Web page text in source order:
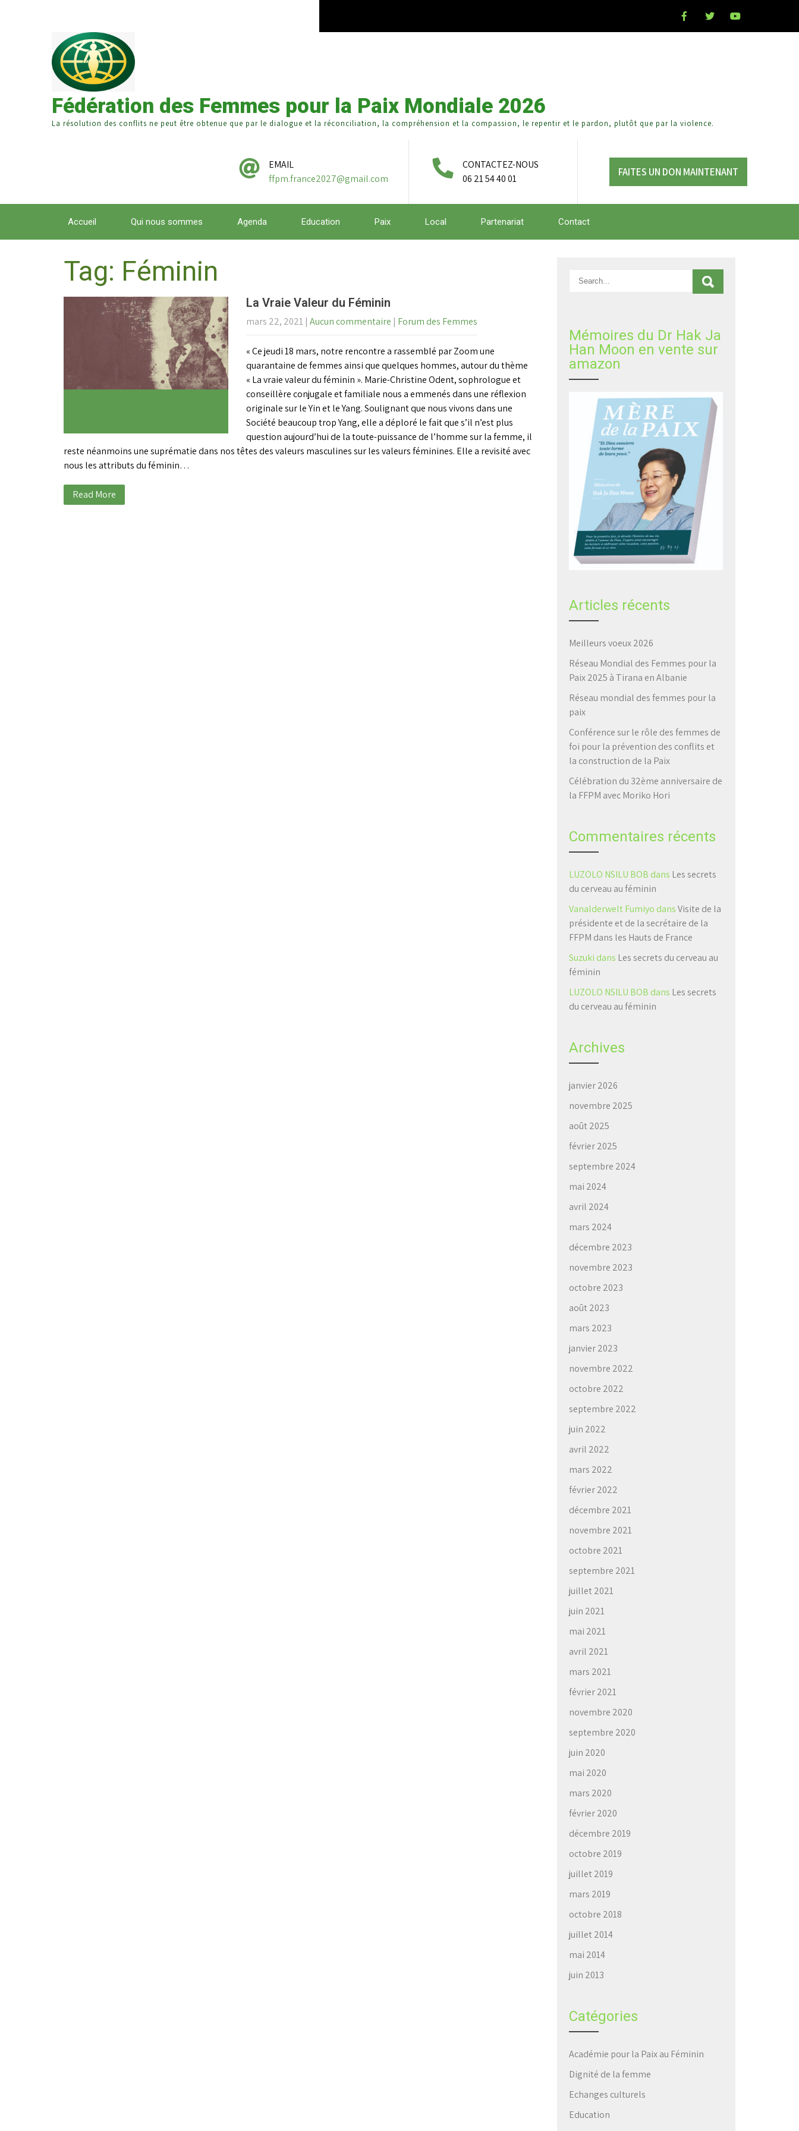
Fédération des Femmes pour la Paix Mondiale 2026
La résolution des conflits ne peut être obtenue que par le dialogue et la réconciliation, la compréhension et la compassion, le repentir et le pardon, plutôt que par la violence.
EMAIL
ffpm.france2027@gmail.com
CONTACTEZ-NOUS
06 21 54 40 01
FAITES UN DON MAINTENANT
Accueil Qui nous sommes Agenda Education Paix Local Partenariat Contact
Tag: Féminin
La Vraie Valeur du Féminin
mars 22, 2021 | Aucun commentaire | Forum des Femmes
« Ce jeudi 18 mars, notre rencontre a rassemblé par Zoom une
quarantaine de femmes ainsi que quelques hommes, autour du thème
« La vraie valeur du féminin ». Marie-Christine Odent, sophrologue et
conseillère conjugale et familiale nous a emmenés dans une réflexion
originale sur le Yin et le Yang. Soulignant que nous vivons dans une
Société beaucoup trop Yang, elle a déploré le fait que s’il n’est plus
question aujourd’hui de la toute-puissance de l’homme sur la femme, il
reste néanmoins une suprématie dans nos têtes des valeurs masculines sur les valeurs féminines. Elle a revisité avec
nous les attributs du féminin…
Read More
Mémoires du Dr Hak Ja
Han Moon en vente sur
amazon
Articles récents
Meilleurs voeux 2026
Réseau Mondial des Femmes pour la
Paix 2025 à Tirana en Albanie
Réseau mondial des femmes pour la
paix
Conférence sur le rôle des femmes de
foi pour la prévention des conflits et
la construction de la Paix
Célébration du 32ème anniversaire de
la FFPM avec Moriko Hori
Commentaires récents
LUZOLO NSILU BOB dans Les secrets
du cerveau au féminin
Vanalderwelt Fumiyo dansVisite de la
présidente et de la secrétaire de la
FFPM dans les Hauts de France
Suzuki dans Les secrets du cerveau au
féminin
LUZOLO NSILU BOB dans Les secrets
du cerveau au féminin
Archives
janvier 2026
novembre 2025
août 2025
février 2025
septembre 2024
mai 2024
avril 2024
mars 2024
décembre 2023
novembre 2023
octobre 2023
août 2023
mars 2023
janvier 2023
novembre 2022
octobre 2022
septembre 2022
juin 2022
avril 2022
mars 2022
février 2022
décembre 2021
novembre 2021
octobre 2021
septembre 2021
juillet 2021
juin 2021
mai 2021
avril 2021
mars 2021
février 2021
novembre 2020
septembre 2020
juin 2020
mai 2020
mars 2020
février 2020
décembre 2019
octobre 2019
juillet 2019
mars 2019
octobre 2018
juillet 2014
mai 2014
juin 2013
Catégories
Académie pour la Paix au Féminin
Dignité de la femme
Echanges culturels
Education